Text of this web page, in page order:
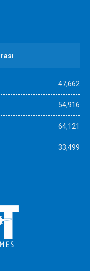
47,662
54,916
64,121
33,499